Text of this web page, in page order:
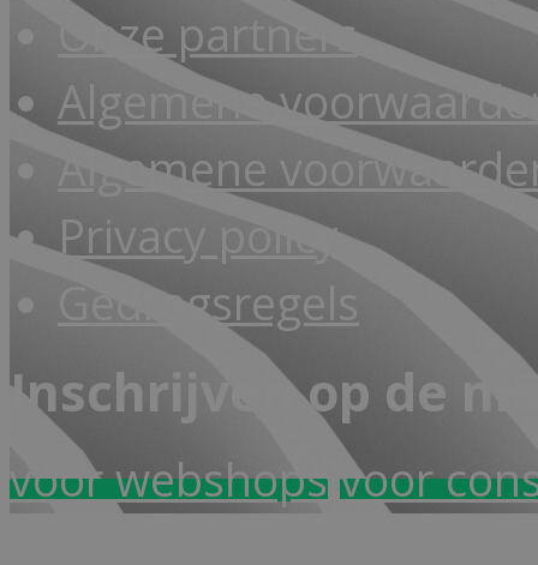
Onze partners
Algemene
Algemene
Privacy policy
Gedragsregels
Inschrijven op de
voor webshopsvoor